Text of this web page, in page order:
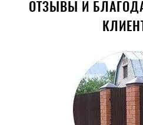
ОТЗЫВЫ И